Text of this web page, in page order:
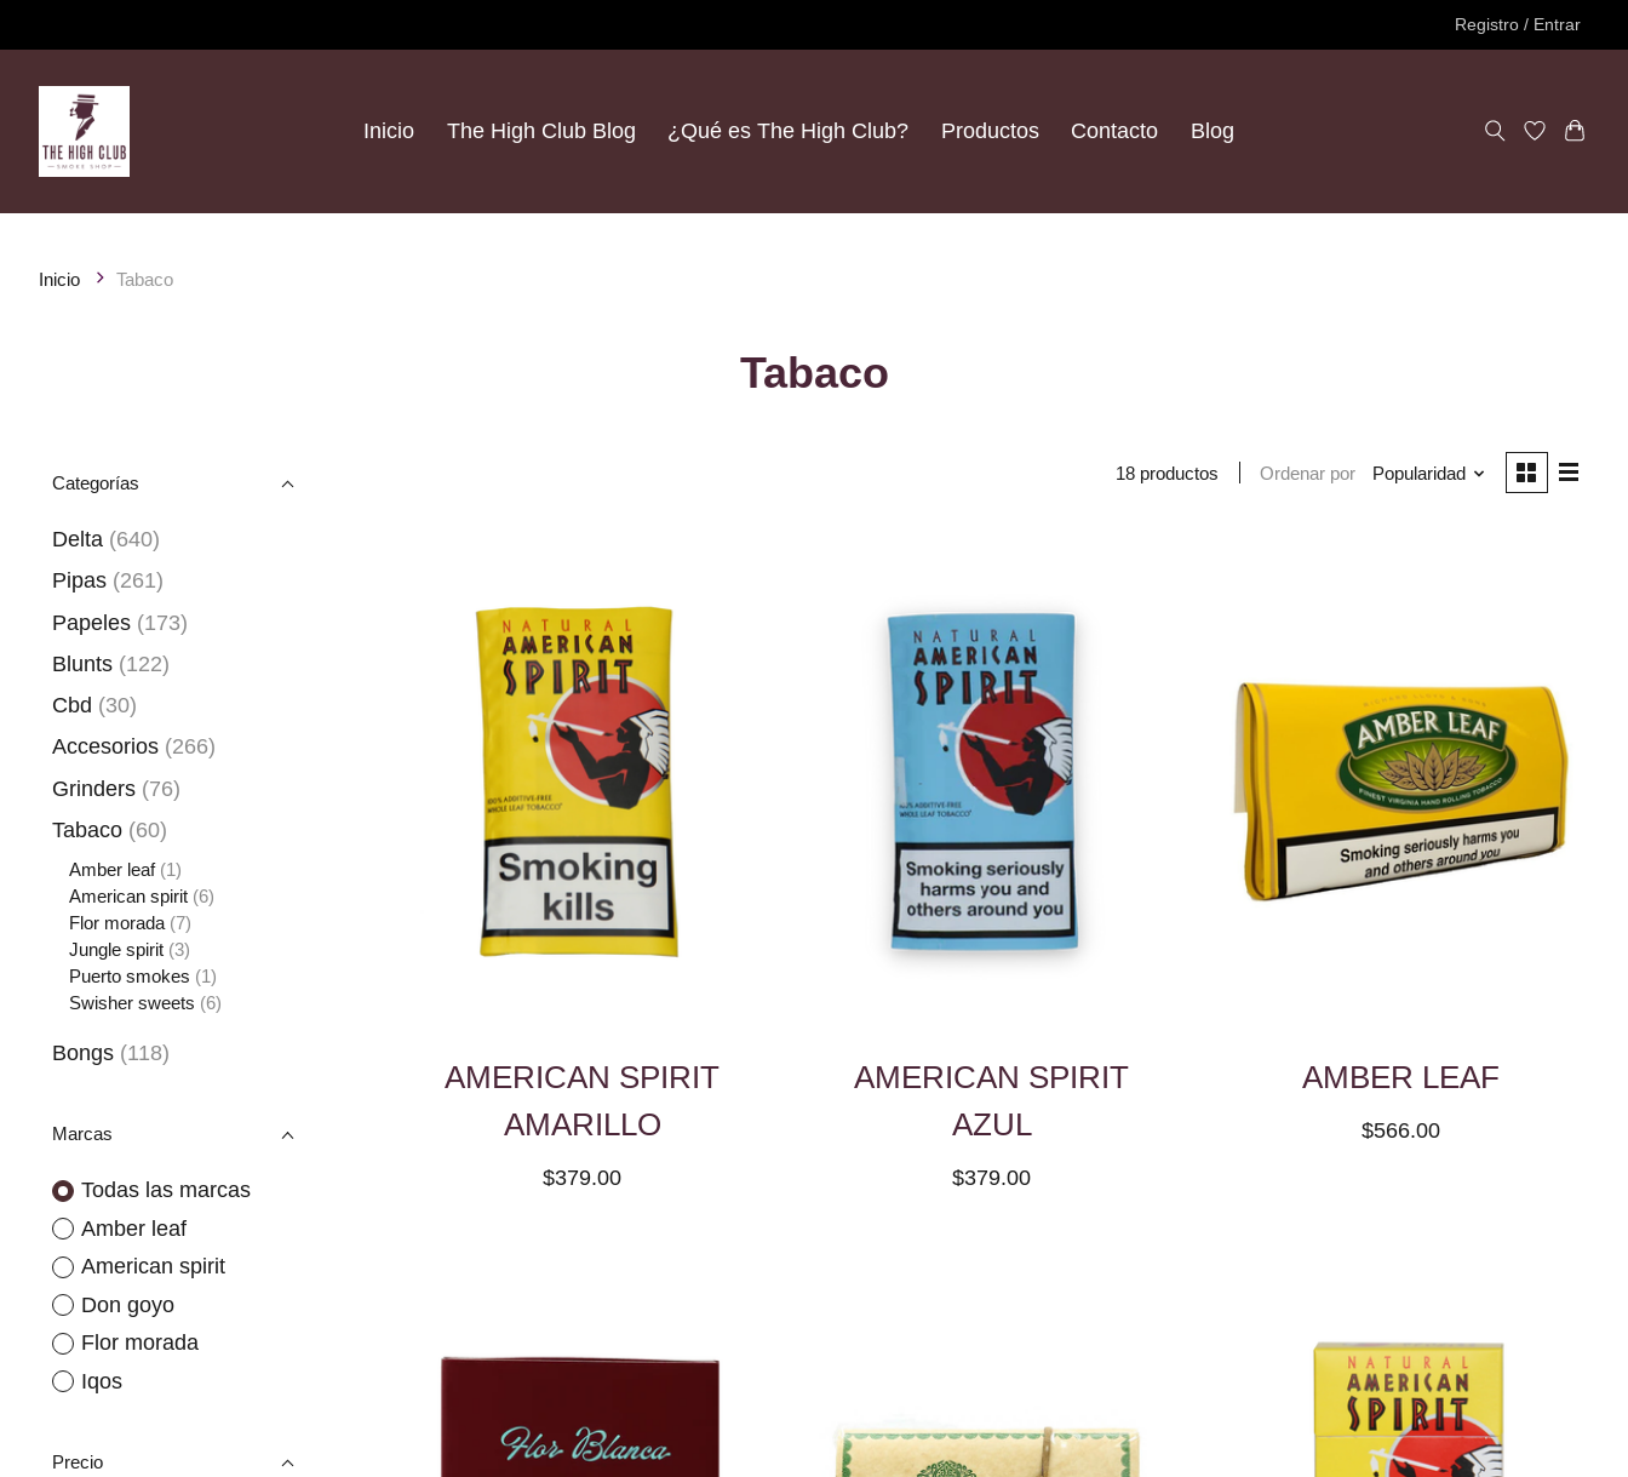
Registro / Entrar
Inicio The High Club Blog ¿Qué es The High Club? Productos Contacto Blog
Inicio Tabaco
Tabaco
Categorías
Delta (640)
Pipas (261)
Papeles (173)
Blunts (122)
Cbd (30)
Accesorios (266)
Grinders (76)
Tabaco (60)
Amber leaf (1)
American spirit (6)
Flor morada (7)
Jungle spirit (3)
Puerto smokes (1)
Swisher sweets (6)
Bongs (118)
Marcas
Todas las marcas
Amber leaf
American spirit
Don goyo
Flor morada
Iqos
Precio
18 productos Ordenar por Popularidad
AMERICAN SPIRIT
AMARILLO
$379.00
AMERICAN SPIRIT
AZUL
$379.00
AMBER LEAF
$566.00